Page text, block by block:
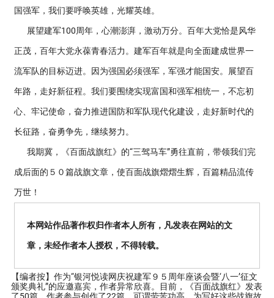
国强军，我们要呼唤英雄，光耀英雄。
展望建军100周年，心潮澎湃，激动万分。百年大党恰是风华
正茂，百年大党永葆青春活力。建军百年就是向全面建成世界一
流军队的目标迈进。因为强国必须强军，军强才能国安。展望百
年路，走好新征程。我们要围绕实现富国和强军相统一，不忘初
心、牢记使命，奋力推进国防和军队现代化建设，走好新时代的
长征路，奋勇争先，继续努力。
我期冀，《百面战旗红》的“三驾马车”勇往直前，带领我们完
成后面的５０篇战旗文章，使百面战旗熠熠生辉，百篇精品流传
万世！
本网站作品著作权归作者本人所有，凡发表在网站的文
章，未经作者本人授权，不得转载。
【编者按】 作为“银河悦读网庆祝建军９５周年座谈会暨‘八一’征文
颁奖典礼”的应邀嘉宾，作者异常欣喜。目前，《百面战旗红》发表